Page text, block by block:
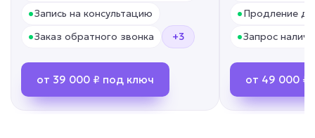
ИИ для подбора
персонала
•Запись на консультацию
•Заказ обратного звонка +3
от 39 000 ₽ под ключ
•Продление
•Запрос
от 49 000 ₽